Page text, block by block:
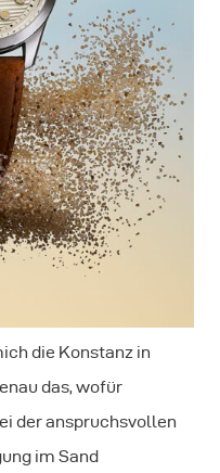
die Konstanz in
das, wofür
der anspruchsvollen
im Sand